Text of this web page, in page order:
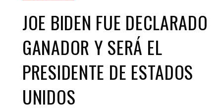
JOE BIDEN FUE DECLARADO
GANADOR Y SERÁ EL
PRESIDENTE DE ESTADOS
UNIDOS